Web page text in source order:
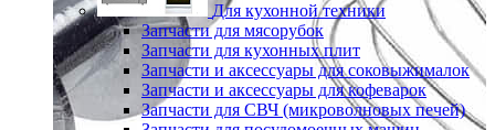
Для кухонной техники
Запчасти для мясорубок
Запчасти для кухонных плит
Запчасти и аксессуары для соковыжималок
Запчасти и аксессуары для кофеварок
Запчасти для СВЧ (микроволновых печей)